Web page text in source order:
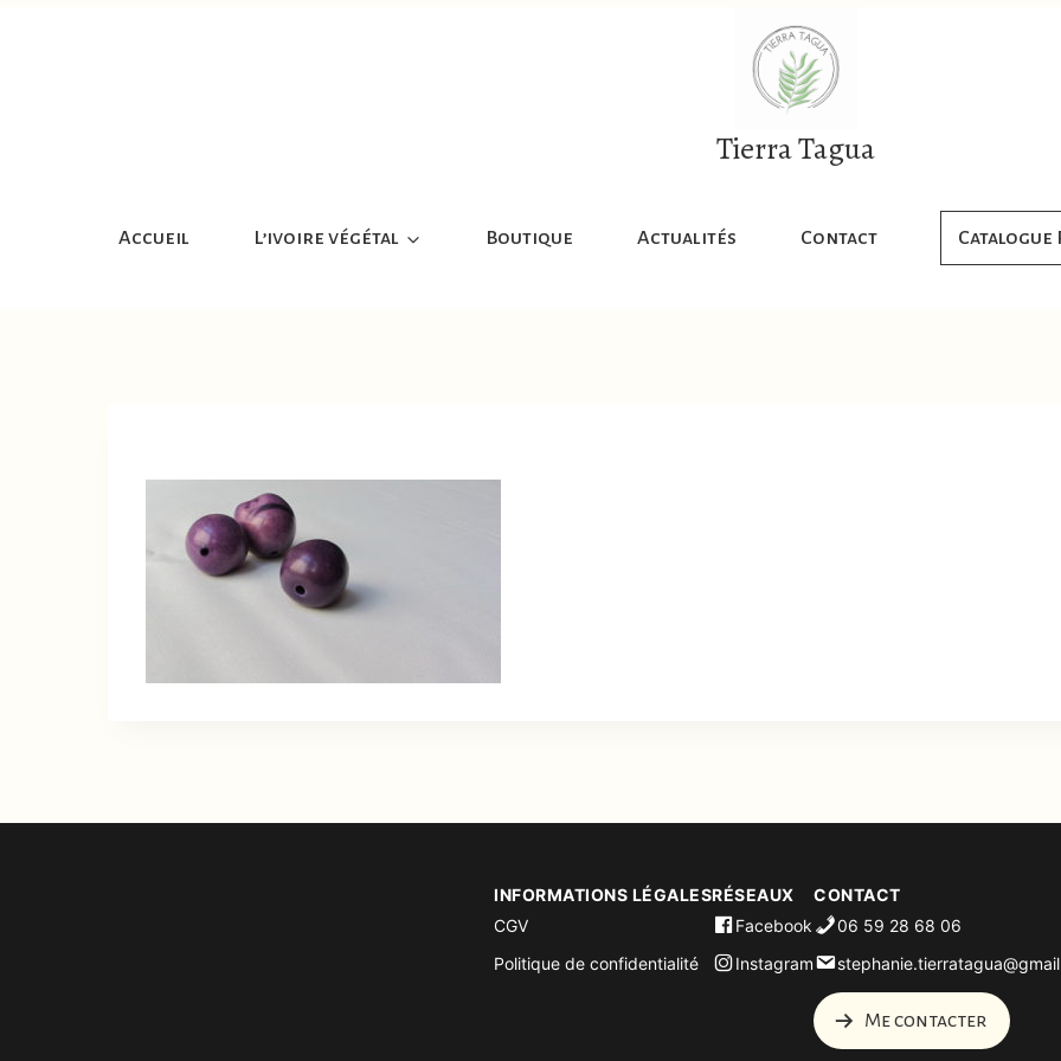
Tierra Tagua
Accueil L’ivoire végétal Boutique Actualités Contact Catalogue
INFORMATIONS LÉGALES
CGV
Politique de confidentialité
RÉSEAUX
Facebook
Instagram
CONTACT
06 59 28 68 06
Me contacter